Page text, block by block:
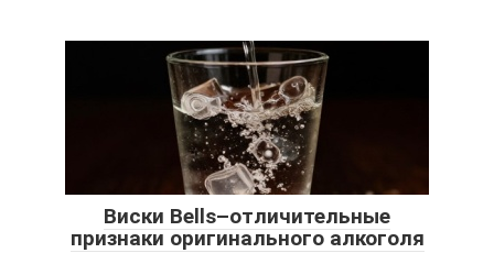
Виски Bells–отличительные
признаки оригинального алкоголя